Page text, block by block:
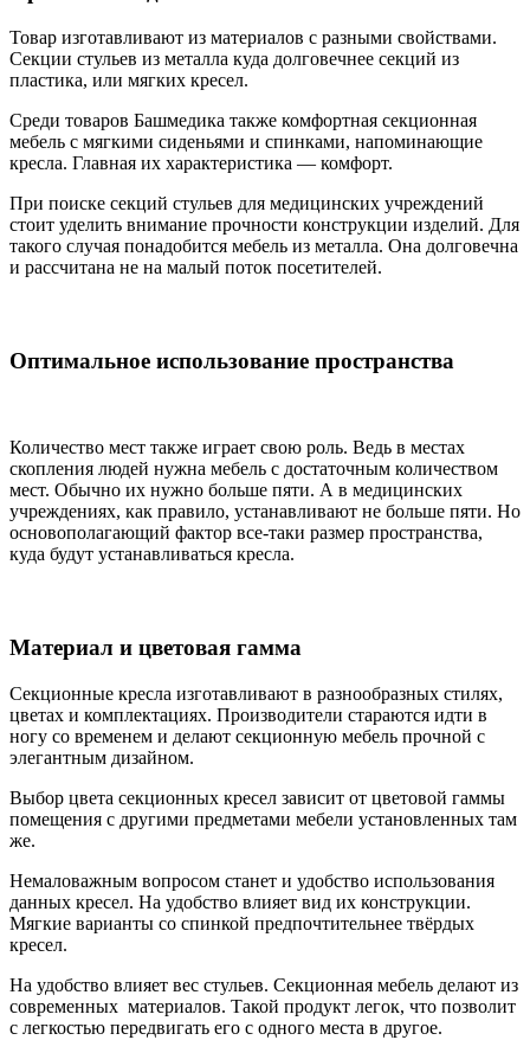
Товар изготавливают из материалов с разными свойствами.
Секции стульев из металла куда долговечнее секций из
пластика, или мягких кресел.
Среди товаров Башмедика также комфортная секционная
мебель с мягкими сиденьями и спинками, напоминающие
кресла. Главная их характеристика — комфорт.
При поиске секций стульев для медицинских учреждений
стоит уделить внимание прочности конструкции изделий. Для
такого случая понадобится мебель из металла. Она долговечна
и рассчитана не на малый поток посетителей.
Оптимальное использование пространства
Количество мест также играет свою роль. Ведь в местах
скопления людей нужна мебель с достаточным количеством
мест. Обычно их нужно больше пяти. А в медицинских
учреждениях, как правило, устанавливают не больше пяти. Но
основополагающий фактор все-таки размер пространства,
куда будут устанавливаться кресла.
Материал и цветовая гамма
Секционные кресла изготавливают в разнообразных стилях,
цветах и комплектациях. Производители стараются идти в
ногу со временем и делают секционную мебель прочной с
элегантным дизайном.
Выбор цвета секционных кресел зависит от цветовой гаммы
помещения с другими предметами мебели установленных там
же.
Немаловажным вопросом станет и удобство использования
данных кресел. На удобство влияет вид их конструкции.
Мягкие варианты со спинкой предпочтительнее твёрдых
кресел.
На удобство влияет вес стульев. Секционная мебель делают из
современных материалов. Такой продукт легок, что позволит
с легкостью передвигать его с одного места в другое.